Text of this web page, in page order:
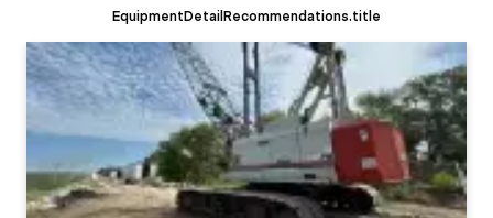
EquipmentDetailRecommendations.title